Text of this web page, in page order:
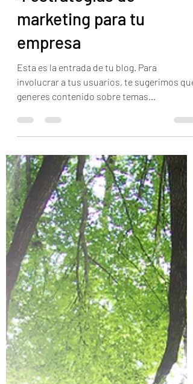
4 estrategias de
marketing para tu
empresa
Esta es la entrada de tu blog. Para
generes contenido sobre temas
relacionados con tu sitio o...